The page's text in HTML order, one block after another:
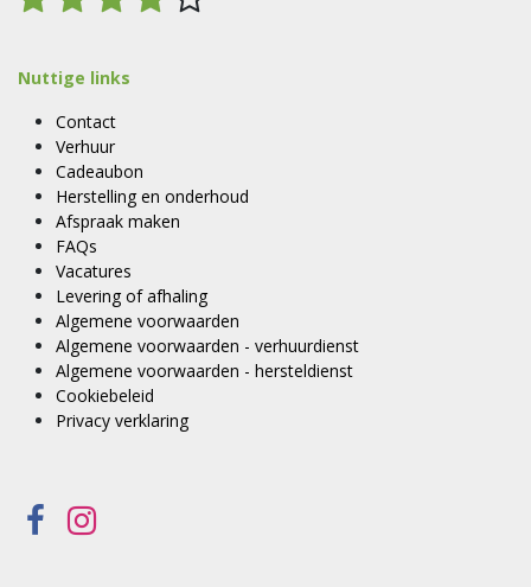
Nuttige links
Contact
Verhuur
Cadeaubon
Herstelling en onderhoud
Afspraak maken
FAQs
Vacatures
Levering of afhaling
Algemene voorwaarden
Algemene voorwaarden - verhuurdienst
Algemene voorwaarden - hersteldienst
Cookiebeleid
Privacy verklaring